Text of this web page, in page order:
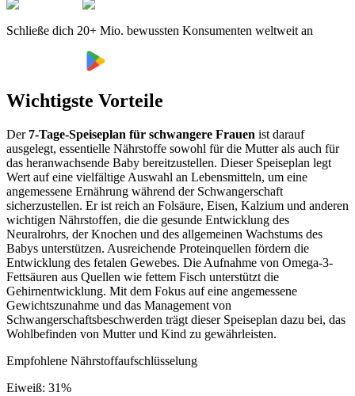
Schließe dich 20+ Mio. bewussten Konsumenten weltweit an
Wichtigste Vorteile
Der 7-Tage-Speiseplan für schwangere Frauen ist darauf
ausgelegt, essentielle Nährstoffe sowohl für die Mutter als auch für
das heranwachsende Baby bereitzustellen. Dieser Speiseplan legt
Wert auf eine vielfältige Auswahl an Lebensmitteln, um eine
angemessene Ernährung während der Schwangerschaft
sicherzustellen. Er ist reich an Folsäure, Eisen, Kalzium und anderen
wichtigen Nährstoffen, die die gesunde Entwicklung des
Neuralrohrs, der Knochen und des allgemeinen Wachstums des
Babys unterstützen. Ausreichende Proteinquellen fördern die
Entwicklung des fetalen Gewebes. Die Aufnahme von Omega-3-
Fettsäuren aus Quellen wie fettem Fisch unterstützt die
Gehirnentwicklung. Mit dem Fokus auf eine angemessene
Gewichtszunahme und das Management von
Schwangerschaftsbeschwerden trägt dieser Speiseplan dazu bei, das
Wohlbefinden von Mutter und Kind zu gewährleisten.
Empfohlene Nährstoffaufschlüsselung
Eiweiß: 31%